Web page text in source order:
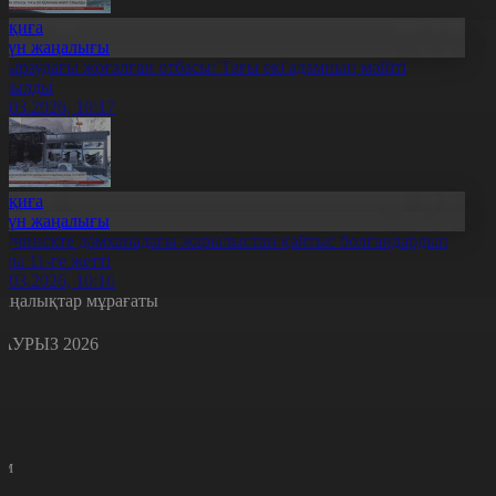
жаңалығы
жоғалған отбасы: Тағы екі адамның мәйіті
10:17
жаңалығы
дәмханадағы жарылыстан қайтыс болғандардың
11-ге жетті
10:16
мұрағаты
2026